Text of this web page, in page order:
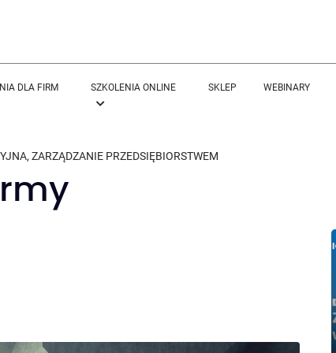
DLA FIRM SZKOLENIA ONLINE SKLEP WEBINARY
, ZARZĄDZANIE PRZEDSIĘBIORSTWEM